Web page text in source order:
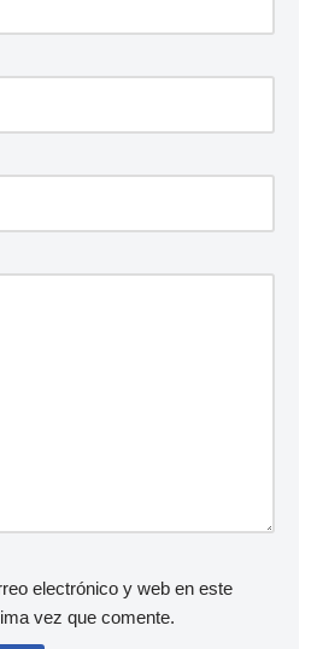
electrónico y web en este
vez que comente.